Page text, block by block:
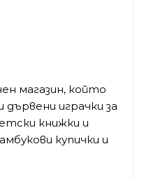
магазин, който
дървени играчки за
книжки и
купички и